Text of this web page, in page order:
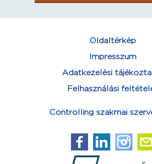
CONTROLLING
Oldaltérkép
Impresszum
Adatkezelési
Felhasználási
Controlling szakmai